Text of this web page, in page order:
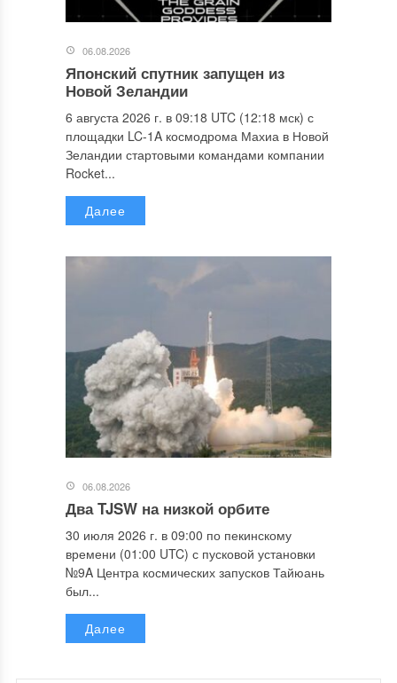
06.08.2026
Японский спутник запущен из
Новой Зеландии
6 августа 2026 г. в 09:18 UTC (12:18 мск) с
площадки LC-1A космодрома Махиа в Новой
Зеландии стартовыми командами компании
Rocket...
Далее
06.08.2026
Два TJSW на низкой орбите
30 июля 2026 г. в 09:00 по пекинскому
времени (01:00 UTC) с пусковой установки
№9A Центра космических запусков Тайюань
был...
Далее